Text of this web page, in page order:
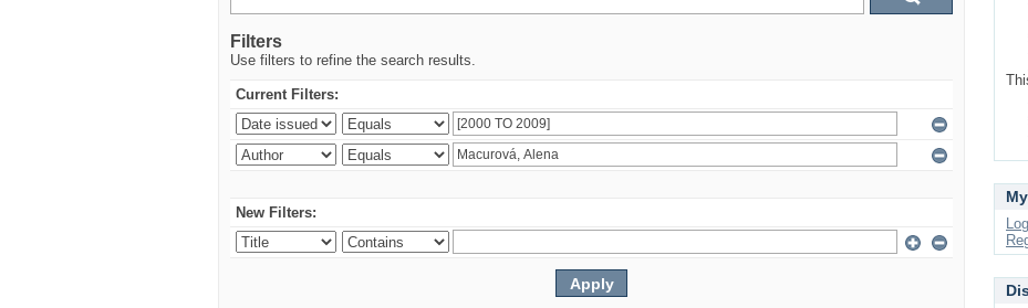
Filters
Use filters to refine the search results.
Current Filters:
New Filters: